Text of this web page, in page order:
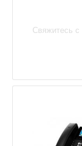
Свяжитесь с